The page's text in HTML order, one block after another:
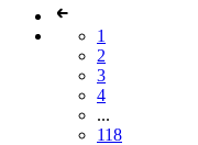
1
2
3
4
...
118